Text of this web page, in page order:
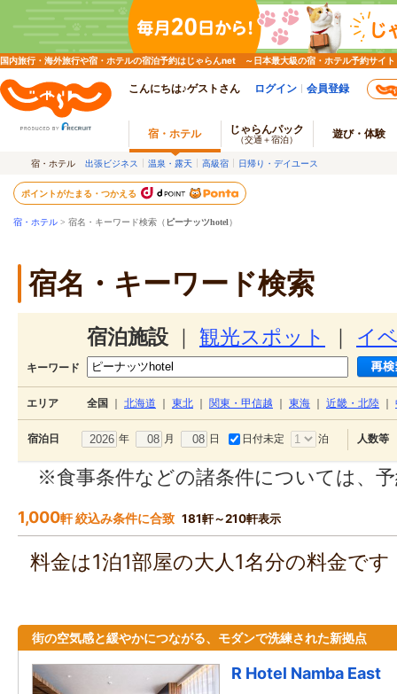
国内旅行・海外旅行や宿・ホテルの宿泊予約はじゃらんnet ～日本最大級の宿・ホテル予約サイト
こんにちは♪ゲストさん ログイン 会員登録
宿・ホテル じゃらんパック
（交通＋宿泊） 遊び・体験
宿・ホテル 出張ビジネス 温泉・露天 高級宿 日帰り・デイユース
ポイントがたまる・つかえる
宿・ホテル > 宿名・キーワード検索（ ピーナッツhotel）
宿名・キーワード検索
宿泊施設 観光スポット イ
キーワード
エリア 全国 北海道 東北 関東・甲信越 東海 近畿・北陸
宿泊日 年 月 日 日付未定 泊 人数等
※食事条件などの諸条件については、
1,000軒 絞込み条件に合致 181軒～210軒表示
料金は1泊1部屋の大人1名分の料金で
街の空気感と緩やかにつながる、モダンで洗練された新拠点
R Hotel Namba East